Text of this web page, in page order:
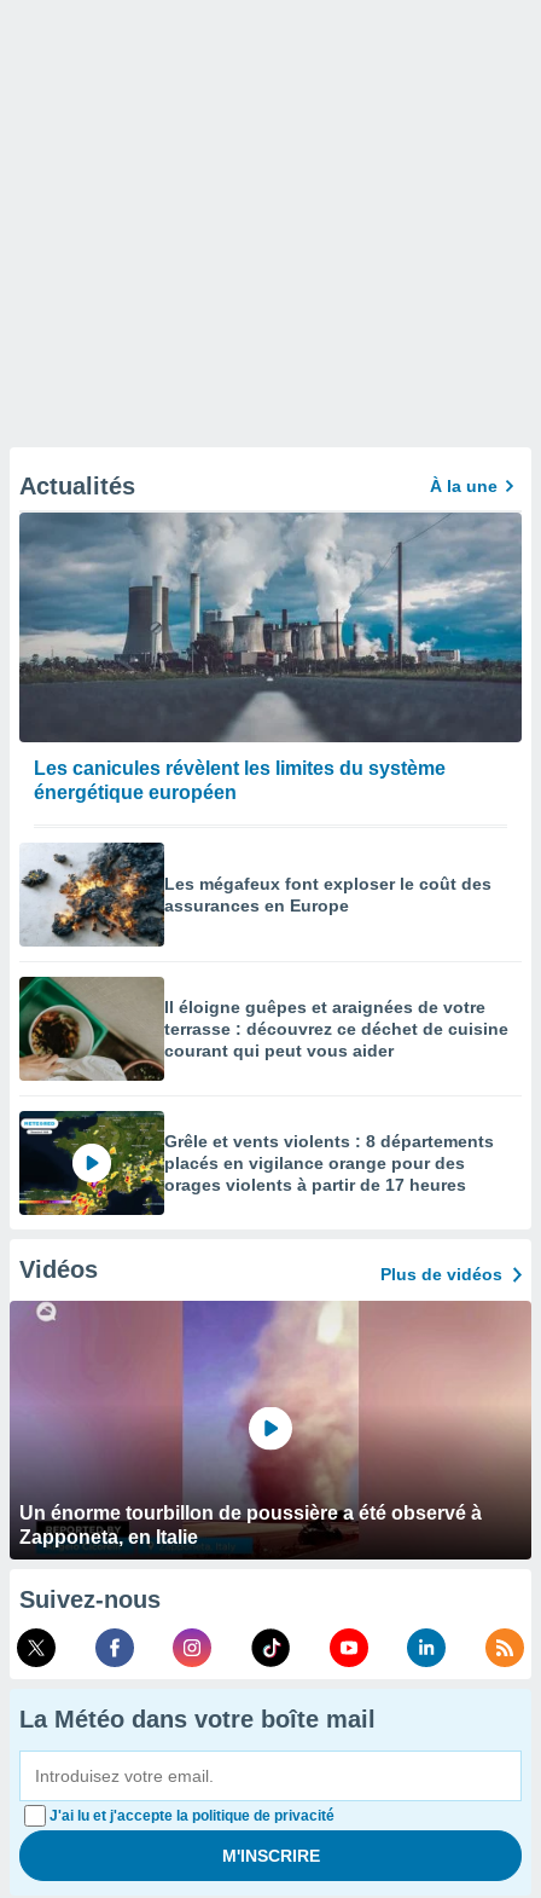
Actualités À la une
Les canicules révèlent les limites du système
énergétique européen
Les mégafeux font exploser le coût des
assurances en Europe
Il éloigne guêpes et araignées de votre
terrasse : découvrez ce déchet de cuisine
courant qui peut vous aider
Grêle et vents violents : 8 départements
placés en vigilance orange pour des
orages violents à partir de 17 heures
Vidéos Plus de vidéos
Un énorme tourbillon de poussière a été observé à
Zapponeta, en Italie
Suivez-nous
La Météo dans votre boîte mail
J'ai lu et j'accepte la politique de privacité